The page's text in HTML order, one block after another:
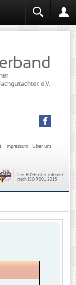
Über uns
Impressum
Der BDSF ist zertifiziert
nach ISO 9001:2015